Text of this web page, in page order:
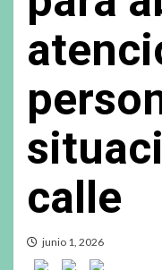
calle
junio 1, 2026